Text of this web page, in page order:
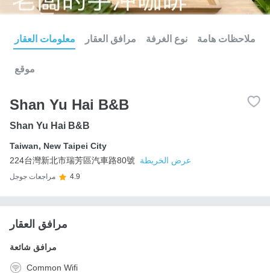
معلومات العقار مرافق العقار نوع الغرفة ملاحظات هامة
موقع
Shan Yu Hai B&B
Shan Yu Hai B&B
Taiwan, New Taipei City
224台灣新北市瑞芳區汽車路80號
عرض الخريطة
مراجعات جوجل 4.9
مرافق العقار
مرافق شائعة
Common Wifi